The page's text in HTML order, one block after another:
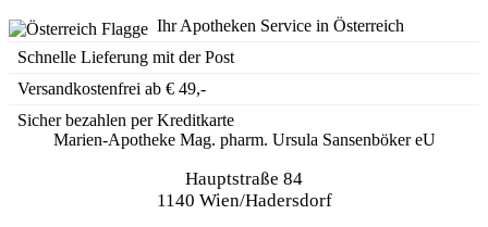
Ihr Apotheken Service in Österreich
Schnelle Lieferung mit der Post
Versandkostenfrei ab € 49,-
Sicher bezahlen per Kreditkarte
Marien-Apotheke Mag. pharm. Ursula Sansenböker eU
Hauptstraße 84
1140 Wien/Hadersdorf